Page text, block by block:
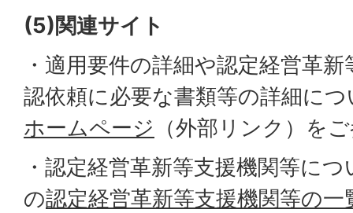
(5)関連サイト
・適用要件の詳細や認定経営革
認依頼に必要な書類等の詳細に
ホームページ （外部リンク）を
・認定経営革新等支援機関等に
の認定経営革新等支援機関等の一